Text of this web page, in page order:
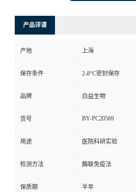
产品详请
产地 上海
保存条件 2-8°C密封保存
品牌 白益生物
货号 BY-PC20569
用途 医院科研实验
检测方法 酶联免疫法
保质期 半年